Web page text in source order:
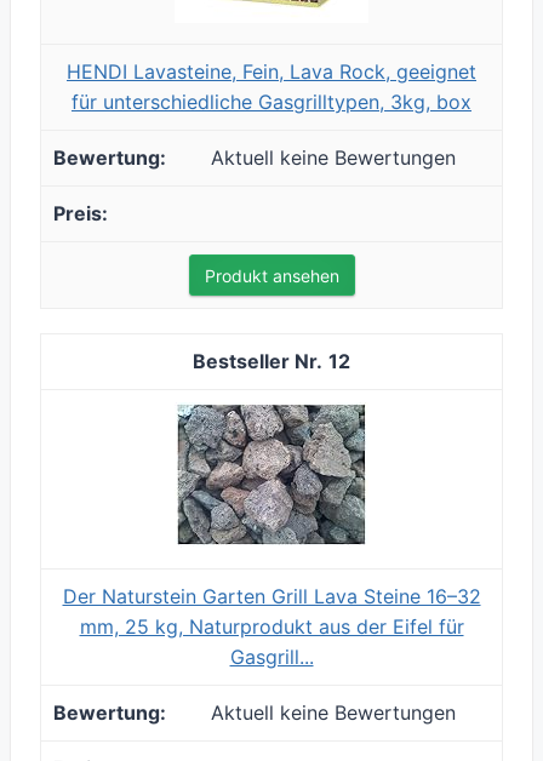
HENDI Lavasteine, Fein, Lava Rock, geeignet
für unterschiedliche Gasgrilltypen, 3kg, box
Aktuell keine Bewertungen
Produkt ansehen
12
Der Naturstein Garten Grill Lava Steine 16–32
mm, 25 kg, Naturprodukt aus der Eifel für
Gasgrill...
Aktuell keine Bewertungen